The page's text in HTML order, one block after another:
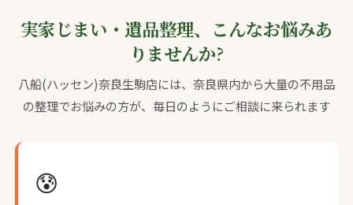
実家じまい・遺品整理、こんなお悩みあ
りませんか?
八船(ハッセン)奈良生駒店には、奈良県内から大量の不用品
の整理でお悩みの方が、毎日のようにご相談に来られます
😰